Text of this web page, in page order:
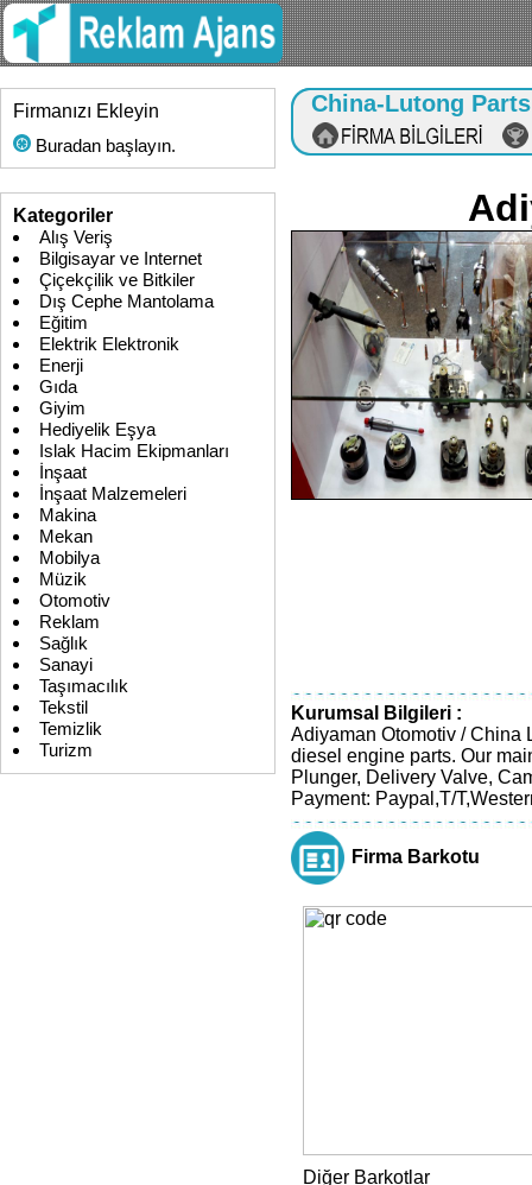
Firmanızı Ekleyin
Buradan başlayın.
Kategoriler
Alış Veriş
Bilgisayar ve Internet
Çiçekçilik ve Bitkiler
Dış Cephe Mantolama
Eğitim
Elektrik Elektronik
Enerji
Gıda
Giyim
Hediyelik Eşya
Islak Hacim Ekipmanları
İnşaat
İnşaat Malzemeleri
Makina
Mekan
Mobilya
Müzik
Otomotiv
Reklam
Sağlık
Sanayi
Taşımacılık
Tekstil
Temizlik
Turizm
China-Lutong
Kurumsal Bilgileri :
Adiyaman Otomotiv / China
diesel engine parts. Our
Plunger, Delivery Valve,
Payment: Paypal,T/
Firma Barkotu
Diğer Barkotlar